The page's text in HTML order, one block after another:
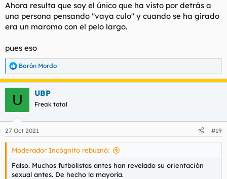
Ahora resulta que soy el único que ha visto por detrás a
una persona pensando "vaya culo" y cuando se ha girado
era un maromo con el pelo largo.
pues eso
R
e
e
s
Barón Mordo
U UBP
Freak total
27 Oct 2021 #19
Moderador Incógnito rebuznó:
Falso. Muchos futbolistas antes han revelado su orientación
sexual antes. De hecho la mayoría.